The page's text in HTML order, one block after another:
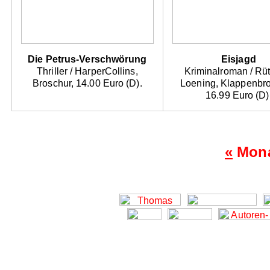
Die Petrus-Verschwörung
Thriller / HarperCollins,
Broschur, 14.00 Euro (D).
Eisjagd
Kriminalroman /
Loening,
16.99 Euro
«